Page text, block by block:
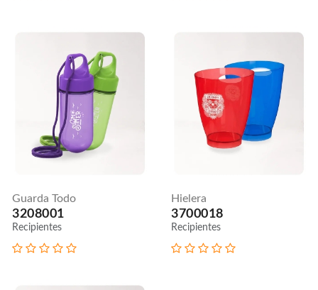
Guarda Todo
3208001
Recipientes
Hielera
3700018
Recipientes